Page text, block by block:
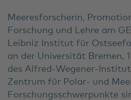
Meeresforscherin,
Forschung und Lehre am
Leibniz Institut für
an der Universität Bremen,
des Alfred-Wegener-
Zentrum für Polar- und
Forschungsschwerpunkte